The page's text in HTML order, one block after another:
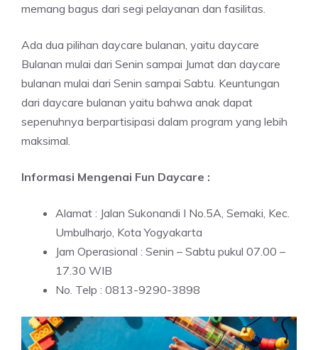
memang bagus dari segi pelayanan dan fasilitas.
Ada dua pilihan daycare bulanan, yaitu daycare
Bulanan mulai dari Senin sampai Jumat dan daycare
bulanan mulai dari Senin sampai Sabtu. Keuntungan
dari daycare bulanan yaitu bahwa anak dapat
sepenuhnya berpartisipasi dalam program yang lebih
maksimal.
Informasi Mengenai Fun Daycare :
Alamat : Jalan Sukonandi I No.5A, Semaki, Kec.
Umbulharjo, Kota Yogyakarta
Jam Operasional : Senin – Sabtu pukul 07.00 –
17.30 WIB
No. Telp : 0813-9290-3898